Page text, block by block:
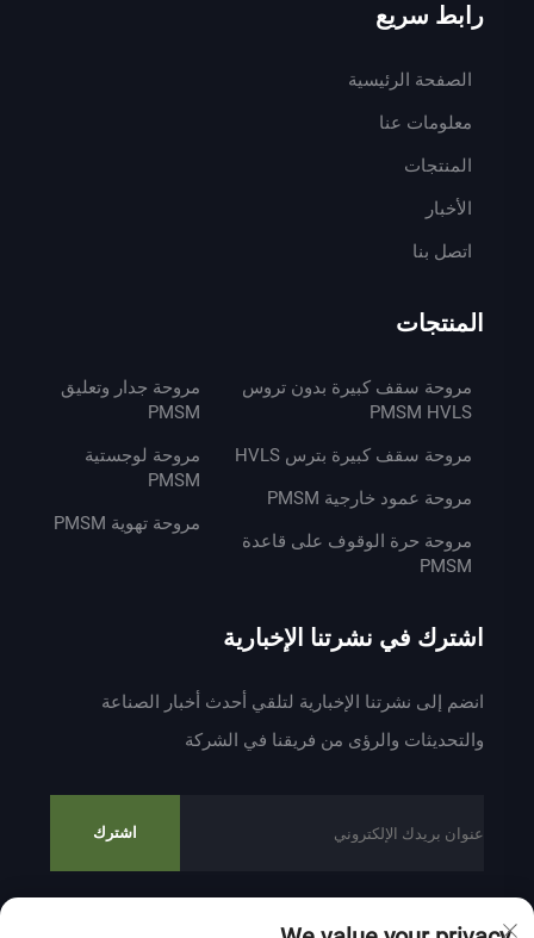
رابط سريع
الصفحة الرئيسية
معلومات عنا
المنتجات
الأخبار
اتصل بنا
المنتجات
مروحة سقف كبيرة بدون تروس
PMSM HVLS
مروحة سقف كبيرة بترس HVLS
مروحة عمود خارجية PMSM
مروحة حرة الوقوف على قاعدة
PMSM
مروحة جدار وتعليق
PMSM
مروحة لوجستية
PMSM
مروحة تهوية PMSM
اشترك في نشرتنا الإخبارية
انضم إلى نشرتنا الإخبارية لتلقي أحدث أخبار الصناعة
والتحديثات والرؤى من فريقنا في الشركة
اشترك